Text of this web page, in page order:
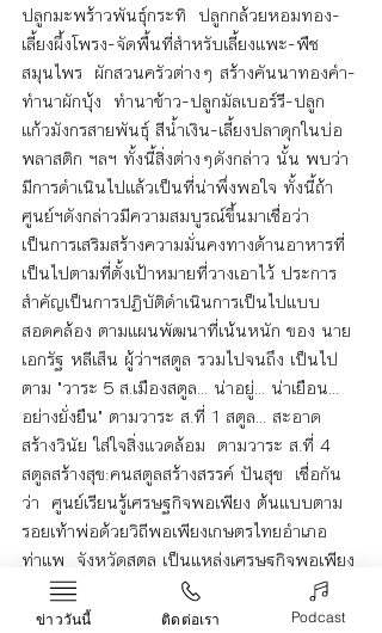
ปลูกมะพร้าวพันธุ์กระทิ  ปลูกกล้วยหอมทอง-
เลี้ยงผึ้งโพรง-จัดพื้นที่สำหรับเลี้ยงแพะ-พืช
สมุนไพร  ผักสวนครัวต่างๆ สร้างคันนาทองคำ-
ทำนาผักบุ้ง  ทำนาข้าว-ปลูกมัลเบอร์รี-ปลูก
แก้วมังกรสายพันธุ์ สีนํ้าเงิน-เลี้ยงปลาดุกในบ่อ
พลาสติก ฯลฯ ทั้งนี้สิ่งต่างๆดังกล่าว นั้น พบว่า
มีการดำเนินไปแล้วเป็นที่น่าพึ่งพอใจ ทั้งนี้ถ้า
ศูนย์ฯดังกล่าวมีความสมบูรณ์ขึ้นมาเชื่อว่า
เป็นการเสริมสร้างความมั่นคงทางด้านอาหารที่
เป็นไปตามที่ตั้งเป้าหมายที่วางเอาไว้ ประการ
สำคัญเป็นการปฏิบัติดำเนินการเป็นไปแบบ
สอดคล้อง ตามแผนพัฒนาที่เน้นหนัก ของ นาย
เอกรัฐ หลีเส็น ผู้ว่าฯสตูล รวมไปจนถึง เป็นไป
ตาม "วาระ 5 ส.เมืองสตูล... น่าอยู่... น่าเยือน...
อย่างยั่งยืน" ตามวาระ ส.ที่ 1 สตูล... สะอาด
สร้างวินัย ใส่ใจสิ่งแวดล้อม  ตามวาระ ส.ที่ 4
สตูลสร้างสุข:คนสตูลสร้างสรรค์ ปันสุข  เชื่อกัน
ว่า  ศูนย์เรียนรู้เศรษฐกิจพอเพียง ต้นแบบตาม
รอยเท้าพ่อด้วยวิถีพอเพียงเกษตรไทยอำเภอ
ท่าแพ  จังหวัดสตูล เป็นแหล่งเศรษฐกิจพอเพียง
ต้นแบบ ตามรอยพ่อฯ อีกสถานที่หนึ่งของ
จังหวัดสตูล.
ข่าววันนี้ ติดต่อเรา Podcast